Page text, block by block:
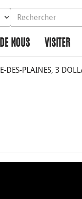
la base de données à
le site
NOUS VISITER
DES-PLAINES, 3